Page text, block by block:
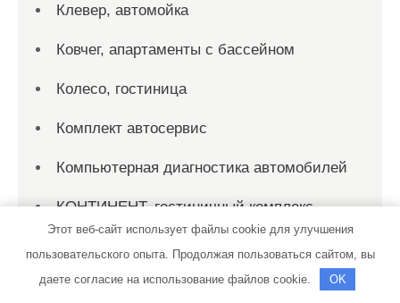
Клевер, автомойка
Ковчег, апартаменты с бассейном
Колесо, гостиница
Комплект автосервис
Компьютерная диагностика автомобилей
КОНТИНЕНТ, гостиничный комплекс
КОНТИНЕНТ, гостиничный комплекс
Кристалл, баня
Этот веб-сайт использует файлы cookie для улучшения
пользовательского опыта. Продолжая пользоваться сайтом, вы
даете согласие на использование файлов cookie.
OK